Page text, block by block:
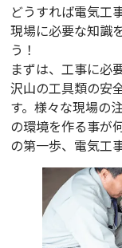
どうすれば電気工
現場に必要な知識
う！
まずは、工事に必
沢山の工具類の安
す。様々な現場の
の環境を作る事が
の第一歩、電気工